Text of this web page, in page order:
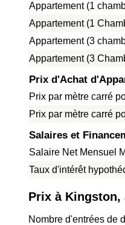
Appartement (1
Appartement (1
Appartement (3
Appartement (3
Prix d'Achat
Prix par mètre carré
Prix par mètre carré
Salaires et
Salaire Net Mensuel
Taux d'intérêt
Prix à Kingston,
Nombre d'entrées de